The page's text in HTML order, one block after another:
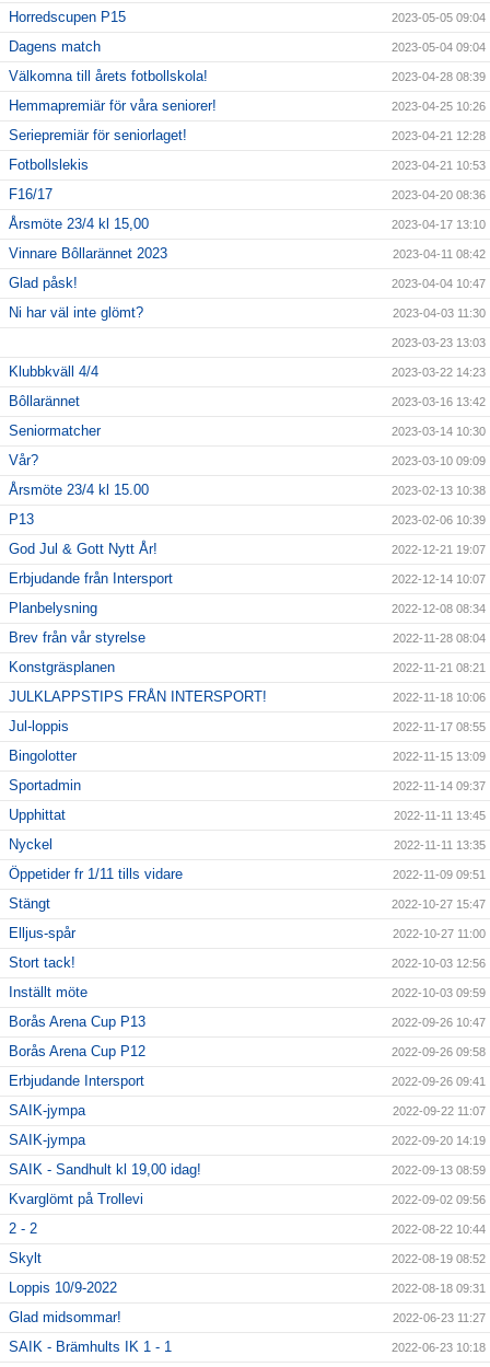
Horredscupen P15 2023-05-05 09:04
Dagens match 2023-05-04 09:04
Välkomna till årets fotbollskola! 2023-04-28 08:39
Hemmapremiär för våra seniorer! 2023-04-25 10:26
Seriepremiär för seniorlaget! 2023-04-21 12:28
Fotbollslekis 2023-04-21 10:53
F16/17 2023-04-20 08:36
Årsmöte 23/4 kl 15,00 2023-04-17 13:10
Vinnare Bôllarännet 2023 2023-04-11 08:42
Glad påsk! 2023-04-04 10:47
Ni har väl inte glömt? 2023-04-03 11:30
2023-03-23 13:03
Klubbkväll 4/4 2023-03-22 14:23
Bôllarännet 2023-03-16 13:42
Seniormatcher 2023-03-14 10:30
Vår? 2023-03-10 09:09
Årsmöte 23/4 kl 15.00 2023-02-13 10:38
P13 2023-02-06 10:39
God Jul & Gott Nytt År! 2022-12-21 19:07
Erbjudande från Intersport 2022-12-14 10:07
Planbelysning 2022-12-08 08:34
Brev från vår styrelse 2022-11-28 08:04
Konstgräsplanen 2022-11-21 08:21
JULKLAPPSTIPS FRÅN INTERSPORT! 2022-11-18 10:06
Jul-loppis 2022-11-17 08:55
Bingolotter 2022-11-15 13:09
Sportadmin 2022-11-14 09:37
Upphittat 2022-11-11 13:45
Nyckel 2022-11-11 13:35
Öppetider fr 1/11 tills vidare 2022-11-09 09:51
Stängt 2022-10-27 15:47
Elljus-spår 2022-10-27 11:00
Stort tack! 2022-10-03 12:56
Inställt möte 2022-10-03 09:59
Borås Arena Cup P13 2022-09-26 10:47
Borås Arena Cup P12 2022-09-26 09:58
Erbjudande Intersport 2022-09-26 09:41
SAIK-jympa 2022-09-22 11:07
SAIK-jympa 2022-09-20 14:19
SAIK - Sandhult kl 19,00 idag! 2022-09-13 08:59
Kvarglömt på Trollevi 2022-09-02 09:56
2 - 2 2022-08-22 10:44
Skylt 2022-08-19 08:52
Loppis 10/9-2022 2022-08-18 09:31
Glad midsommar! 2022-06-23 11:27
SAIK - Brämhults IK 1 - 1 2022-06-23 10:18